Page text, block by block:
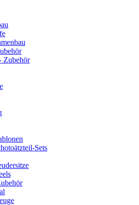
Zubehör
Sets